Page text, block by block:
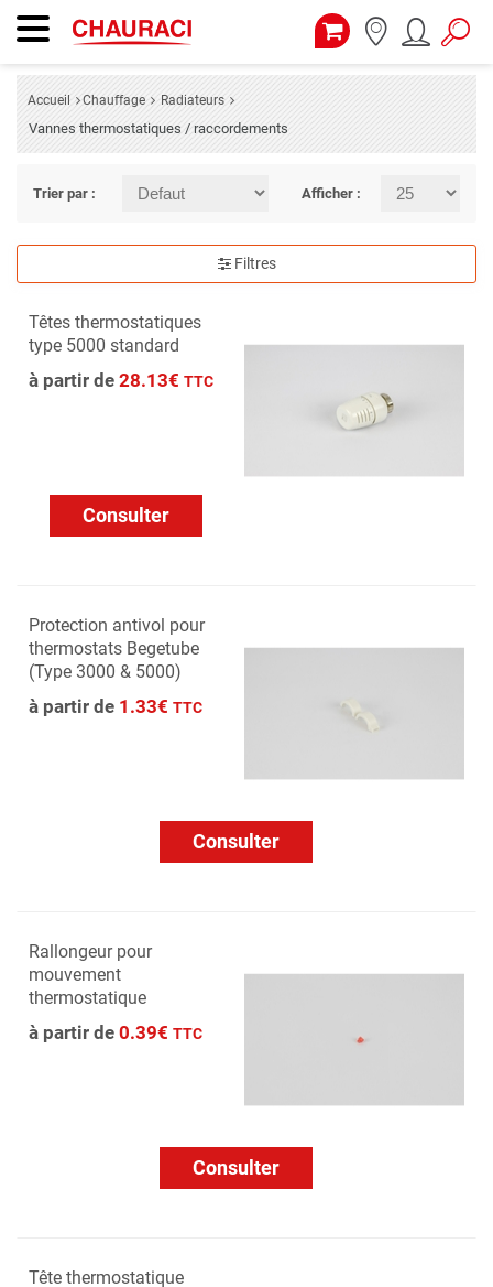
Accueil Chauffage Radiateurs
Vannes thermostatiques / raccordements
Trier par : Afficher :
Filtres
Têtes thermostatiques
type 5000 standard
à partir de 28.13€ TTC
Consulter
Protection antivol pour
thermostats Begetube
(Type 3000 & 5000)
à partir de 1.33€ TTC
Consulter
Rallongeur pour
mouvement
thermostatique
à partir de 0.39€ TTC
Consulter
Tête thermostatique